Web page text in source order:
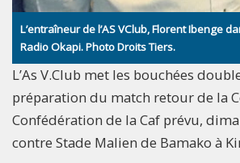
L’entraîneur de l’AS VClub, Florent Ibenge
Radio Okapi. Photo Droits Tiers.
L’As V.Club met les bouchées
préparation du match retour de la
Confédération de la Caf prévu,
contre Stade Malien de Bamako à